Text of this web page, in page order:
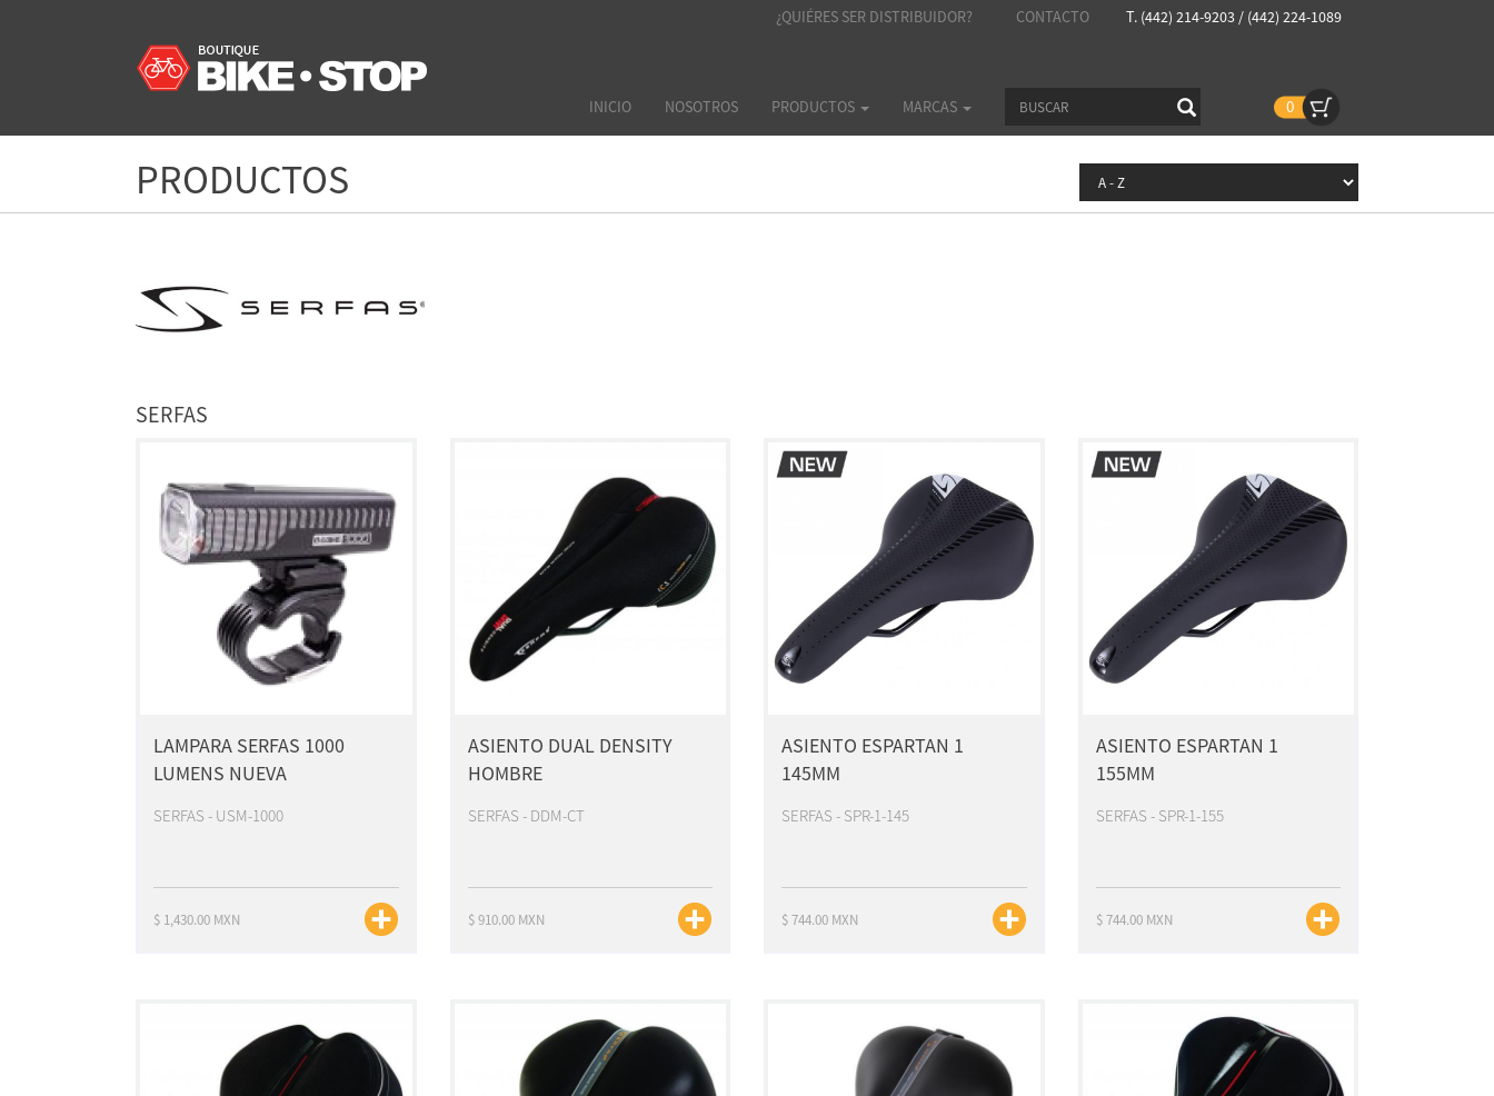
¿QUIÉRES SER DISTRIBUIDOR? CONTACTO T. (442) 214-9203 / (442) 224-1089
INICIO NOSOTROS PRODUCTOS MARCAS 0
PRODUCTOS
SERFAS
LAMPARA SERFAS 1000
LUMENS NUEVA
SERFAS - USM-1000
$ 1,430.00 MXN
ASIENTO DUAL DENSITY
HOMBRE
SERFAS - DDM-CT
$ 910.00 MXN
ASIENTO ESPARTAN 1
145MM
SERFAS - SPR-1-145
$ 744.00 MXN
ASIENTO ESPARTAN 1
155MM
SERFAS - SPR-1-155
$ 744.00 MXN